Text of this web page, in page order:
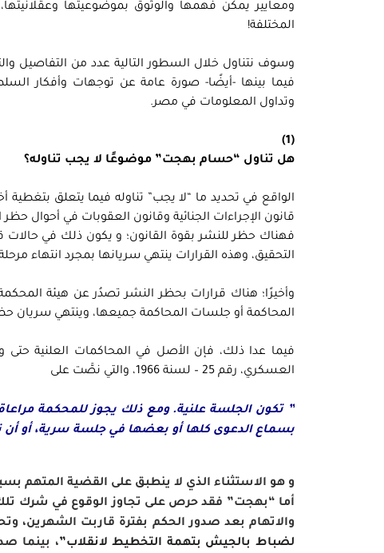
ومعايير يمكن فهمها والوثوق بموضوعيتها
المختلفة!
وسوف نتناول خلال السطور التالية عدد من التفاصيل
فيما بينها -أيضًا- صورة عامة عن توجهات وأفكار
وتداول المعلومات في مصر.
(1)
هل تناول “حسام بهجت” موضوعًا لا يجب تناوله؟
الواقع في تحديد ما “لا يجب” تناوله فيما يتعلق
قانون الإجراءات الجنائية وقانون العقوبات في أحوال حظر
فهناك حظر للنشر بقوة القانون؛ و يكون ذلك في حالات
التحقيق، وهذه القرارات ينتهي سريانها بمجرد انتهاء
وأخيرًا؛ هناك قرارات بحظر النشر تصدُر عن هيئة
المحاكمة أو جلسات المحاكمة جميعها، وينتهي سريان
العسكري، رقم 25 – لسنة 1966، والتي نصَّت على
” تكون الجلسة علنية. ومع ذلك يجوز للمحكمة مراعاة
بسماع الدعوى كلها أو بعضها في جلسة سرية، أو أن
و هو الاستثناء الذي لا ينطبق على القضية المتهم
أما “بهجت” فقد حرص على تجاوز الوقوع في شرك
والاتهام بعد صدور الحكم بفترة قاربت الشهرين، وتحديدًا في 13 أكتوبر
لضباط بالجيش بتهمة التخطيط لانقلاب”